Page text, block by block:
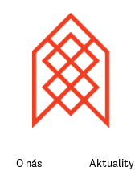
O nás Aktuality